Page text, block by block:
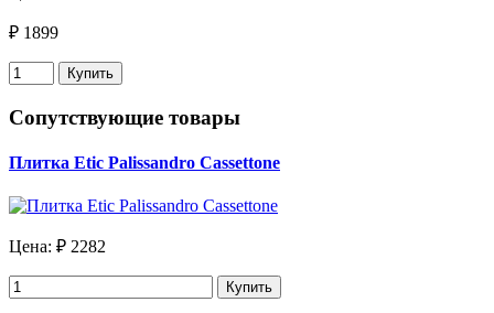
₽ 1899
Купить
Сопутствующие товары
Плитка Etic Palissandro Cassettone
Цена: ₽ 2282
Купить